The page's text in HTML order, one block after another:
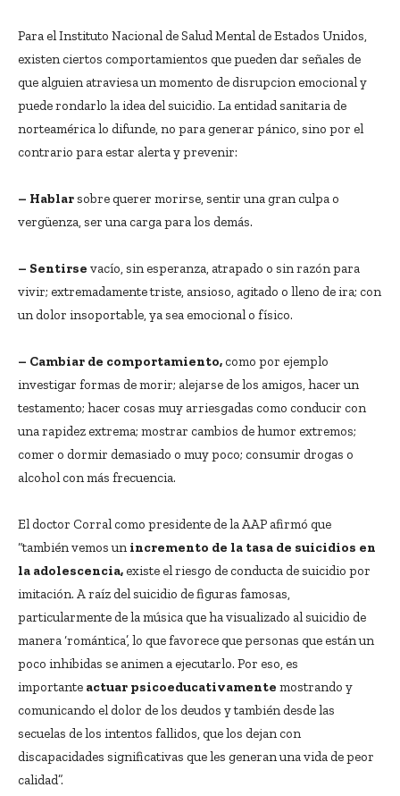
Para el Instituto Nacional de Salud Mental de Estados Unidos,
existen ciertos comportamientos que pueden dar señales de
que alguien atraviesa un momento de disrupcion emocional y
puede rondarlo la idea del suicidio. La entidad sanitaria de
norteamérica lo difunde, no para generar pánico, sino por el
contrario para estar alerta y prevenir:
– Hablarsobre querer morirse, sentir una gran culpa o
vergüenza, ser una carga para los demás.
– Sentirse vacío, sin esperanza, atrapado o sin razón para
vivir; extremadamente triste, ansioso, agitado o lleno de ira; con
un dolor insoportable, ya sea emocional o físico.
– Cambiar de comportamiento, como por ejemplo
investigar formas de morir; alejarse de los amigos, hacer un
testamento; hacer cosas muy arriesgadas como conducir con
una rapidez extrema; mostrar cambios de humor extremos;
comer o dormir demasiado o muy poco; consumir drogas o
alcohol con más frecuencia.
El doctor Corral como presidente de la AAP afirmó que
“también vemos un incremento de la tasa de suicidios en
la adolescencia, existe el riesgo de conducta de suicidio por
imitación. A raíz del suicidio de figuras famosas,
particularmente de la música que ha visualizado al suicidio de
manera ‘romántica’, lo que favorece que personas que están un
poco inhibidas se animen a ejecutarlo. Por eso, es
importante actuar psicoeducativamente mostrando y
comunicando el dolor de los deudos y también desde las
secuelas de los intentos fallidos, que los dejan con
discapacidades significativas que les generan una vida de peor
calidad”.